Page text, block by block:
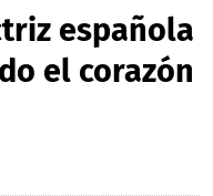
española
el corazón